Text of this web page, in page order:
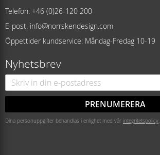
Telefon: +46 (0)26-120 200
E-post: info@norrskendesign.com
Öppettider kundservice: Måndag-Fredag 10-19
Nyhetsbrev
PRENUMERERA
Dina personuppgifter behandlas i enlighet med vår integritetspolicy.